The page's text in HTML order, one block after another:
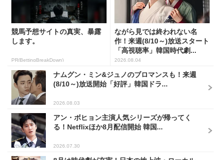
競馬予想サイトの真実、暴露
します。
PR(BettingBreakDown)
ながら見では終われない名
作！来週(8/10～)放送スタート
「高視聴率」韓国時代劇...
2026.08.04
ナムグン・ミン&ジュノのブロマンスも！来週
(8/10～)放送開始「好評」韓国ドラ...
2026.08.03
アン・ボヒョン主演人気シリーズが帰ってく
る！Netflixほか8月配信開始 韓国...
2026.07.30